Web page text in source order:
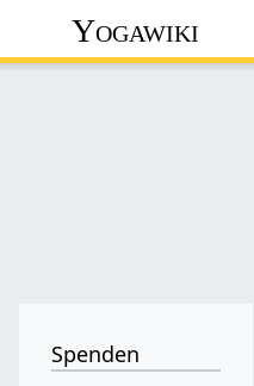
Yogawiki
Spenden